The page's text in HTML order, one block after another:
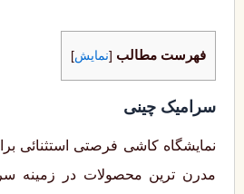
فهرست مطالب [نمایش]
سرامیک چینی
نمایشگاه کاشی فرصتی استثنائی
مدرن ‌ترین محصولات در زمینه